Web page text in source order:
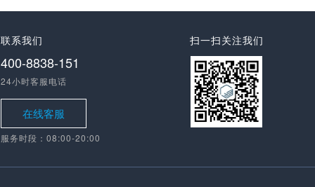
联系我们
400-8838-151
24小时客服电话
在线客服
服务时段：08:00-20:00
扫一扫关注我们